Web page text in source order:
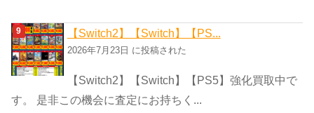
【Switch2】【Switch】【PS...
2026年7月23日 に投稿された
【Switch2】【Switch】【PS5】強化買取中で
す。 是非この機会に査定にお持ちく...